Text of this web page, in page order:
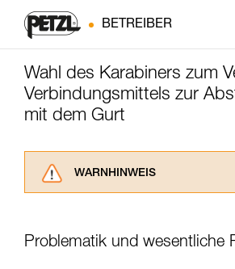
BETREIBER
Wahl des Karabiners zum
Verbindungsmittels zur
mit dem Gurt
WARNHINWEIS
aufmerksam durch, bevor Sie
Problematik und wesentliche